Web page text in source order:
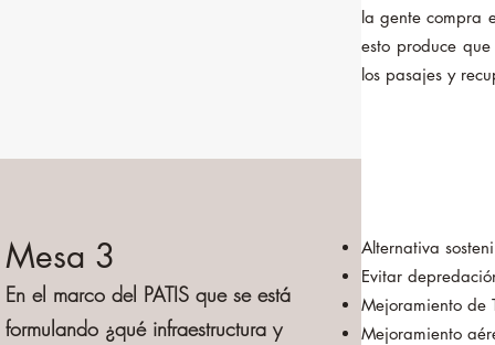
la gente compra
esto produce
los pasajes y
Mesa 3
En el marco del PATIS que se está
formulando ¿qué infraestructura y
Alternativa
Evitar
Mejoramiento de
Mejoramiento